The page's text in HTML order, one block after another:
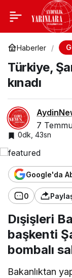
Haberler
Türkiye,
kınadı
7
0dk, 43sn
Google'da
0
Dışişleri
başkenti
bombalı
Bakanlıktan
Türkiye,
bombalı